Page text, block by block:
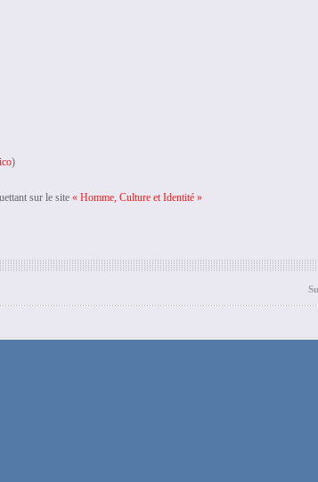
)
sur le site « Homme, Culture et Identité »